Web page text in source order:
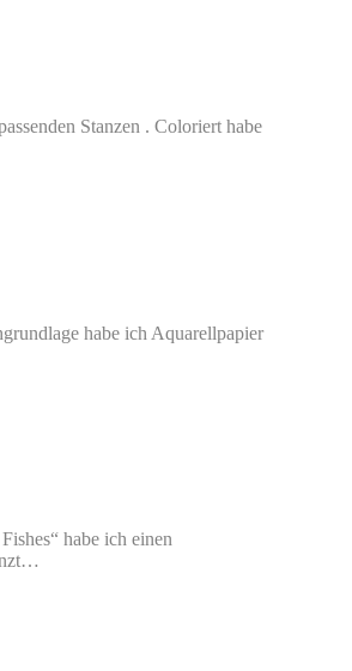
Stanzen . Coloriert habe
habe ich Aquarellpapier
habe ich einen